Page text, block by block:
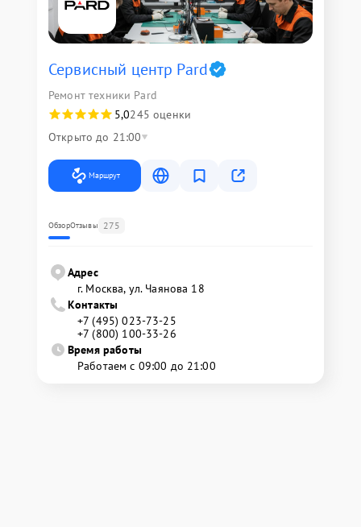
Сервисный центр Pard
Ремонт техники Pard
5,0245 оценки
Открыто до 21:00
Маршрут
ОбзорОтзывы 275
Адрес
г. Москва, ул. Чаянова 18
Контакты
+7 (495) 023-73-25
+7 (800) 100-33-26
Время работы
Работаем с 09:00 до 21:00